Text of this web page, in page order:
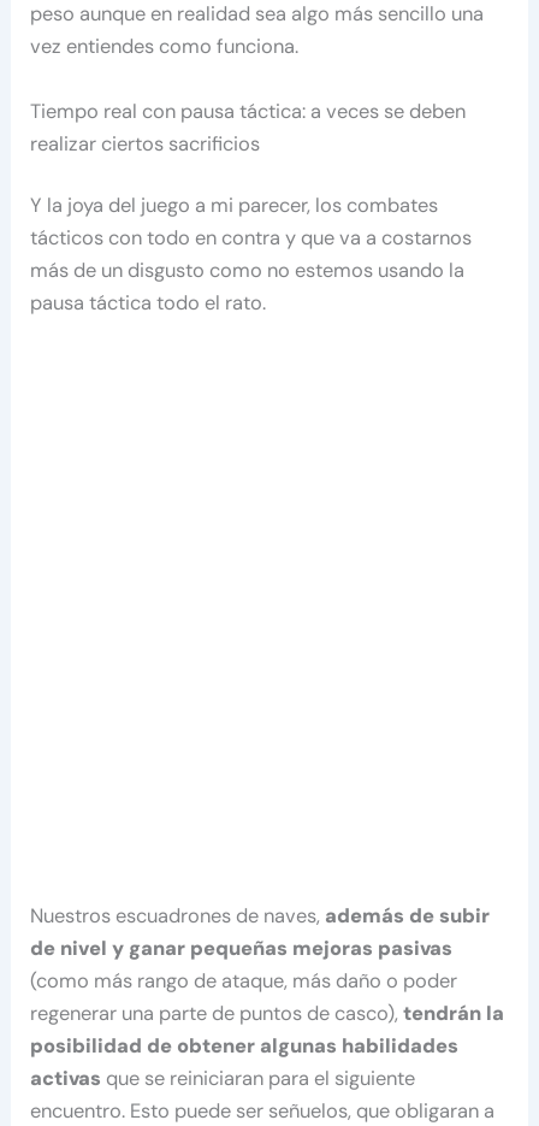
peso aunque en realidad sea algo más sencillo una
vez entiendes como funciona.
Tiempo real con pausa táctica: a veces se deben
realizar ciertos sacrificios
Y la joya del juego a mi parecer, los combates
tácticos con todo en contra y que va a costarnos
más de un disgusto como no estemos usando la
pausa táctica todo el rato.
Nuestros escuadrones de naves, además de subir
de nivel y ganar pequeñas mejoras pasivas
(como más rango de ataque, más daño o poder
regenerar una parte de puntos de casco),tendrán la
posibilidad de obtener algunas habilidades
activas que se reiniciaran para el siguiente
encuentro. Esto puede ser señuelos, que obligaran a